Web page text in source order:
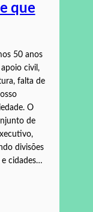
que
50 anos
civil,
falta de
O
de
divisões
cidades…